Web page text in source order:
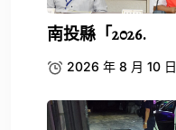
南投縣「2026.
2026 年 8 月 10 日